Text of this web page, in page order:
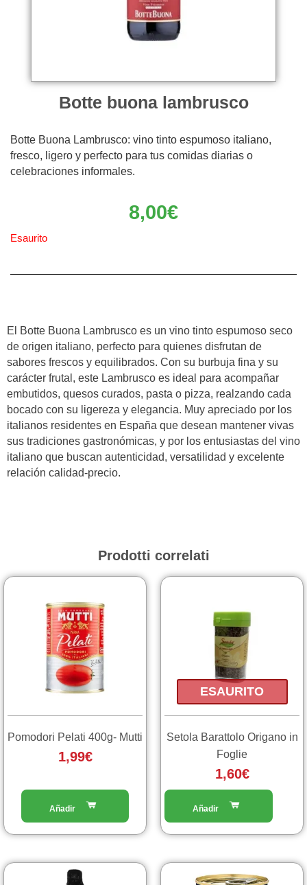
Botte buona lambrusco
Botte Buona Lambrusco: vino tinto espumoso italiano,
fresco, ligero y perfecto para tus comidas diarias o
celebraciones informales.
8,00€
Esaurito
El Botte Buona Lambrusco es un vino tinto espumoso seco
de origen italiano, perfecto para quienes disfrutan de
sabores frescos y equilibrados. Con su burbuja fina y su
carácter frutal, este Lambrusco es ideal para acompañar
embutidos, quesos curados, pasta o pizza, realzando cada
bocado con su ligereza y elegancia. Muy apreciado por los
italianos residentes en España que desean mantener vivas
sus tradiciones gastronómicas, y por los entusiastas del vino
italiano que buscan autenticidad, versatilidad y excelente
relación calidad-precio.
Prodotti correlati
Pomodori Pelati 400g- Mutti
1,99€
ESAURITO
Setola Barattolo Origano in
Foglie
1,60€